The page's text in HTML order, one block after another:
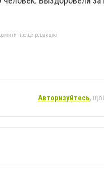
про це редакцію
Авторизуйтесь,